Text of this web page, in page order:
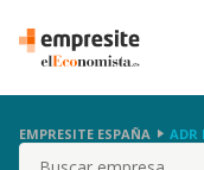
EMPRESITE ESPAÑA ADR
Buscar